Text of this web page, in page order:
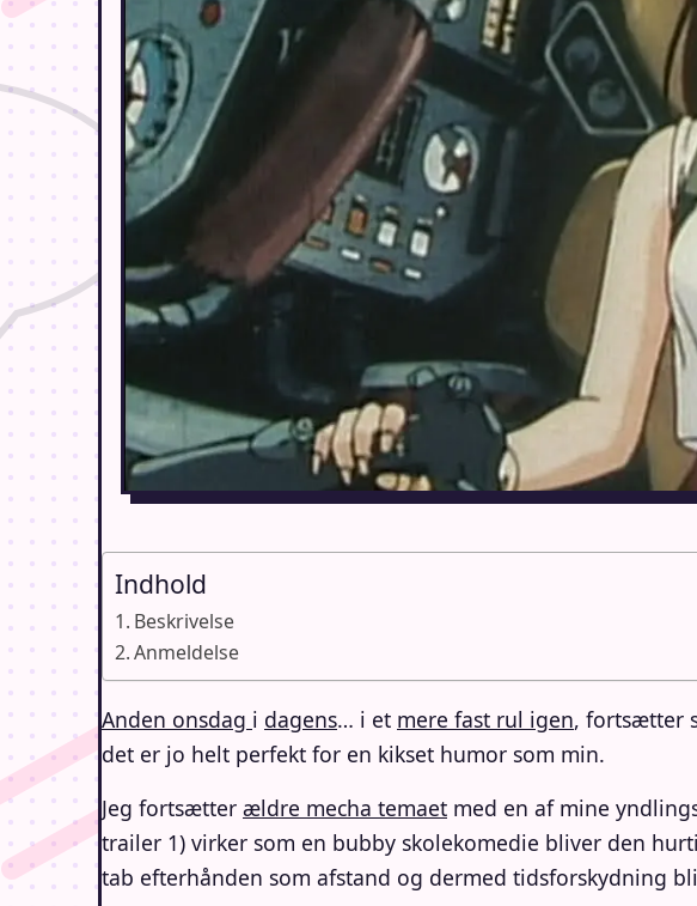
Indhold
Beskrivelse
Anmeldelse
Anden onsdag i dagens… i et mere fast rul igen, fortsætter
det er jo helt perfekt for en kikset humor som min.
Jeg fortsætter ældre mecha temaet med en af mine
trailer 1) virker som en bubby skolekomedie bliver den
tab efterhånden som afstand og dermed tidsforskydning